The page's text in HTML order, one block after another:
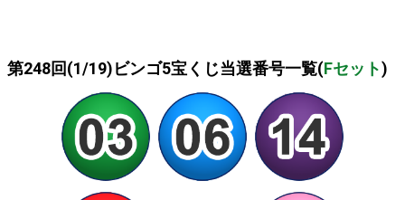
第248回(1/19)ビンゴ5宝くじ当選番号一覧(Fセット)